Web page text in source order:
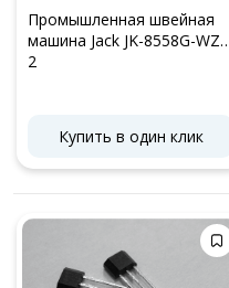
Промышленная швейная
машина Jack JK-8558G-WZ-
2
Купить в один клик